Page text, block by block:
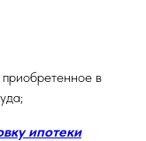
в
ипотеки